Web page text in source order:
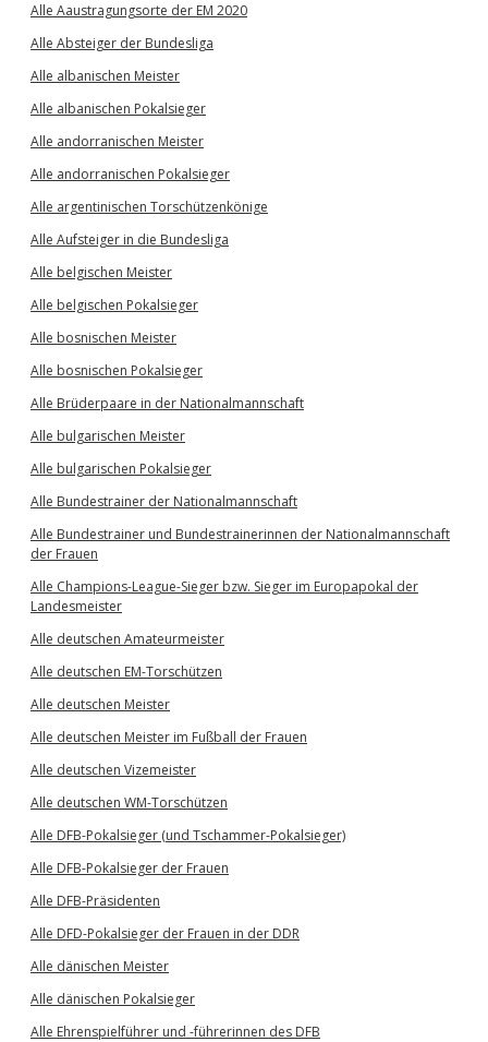
Alle Aaustragungsorte der EM 2020
Alle Absteiger der Bundesliga
Alle albanischen Meister
Alle albanischen Pokalsieger
Alle andorranischen Meister
Alle andorranischen Pokalsieger
Alle argentinischen Torschützenkönige
Alle Aufsteiger in die Bundesliga
Alle belgischen Meister
Alle belgischen Pokalsieger
Alle bosnischen Meister
Alle bosnischen Pokalsieger
Alle Brüderpaare in der Nationalmannschaft
Alle bulgarischen Meister
Alle bulgarischen Pokalsieger
Alle Bundestrainer der Nationalmannschaft
Alle Bundestrainer und Bundestrainerinnen der Nationalmannschaft
der Frauen
Alle Champions-League-Sieger bzw. Sieger im Europapokal der
Landesmeister
Alle deutschen Amateurmeister
Alle deutschen EM-Torschützen
Alle deutschen Meister
Alle deutschen Meister im Fußball der Frauen
Alle deutschen Vizemeister
Alle deutschen WM-Torschützen
Alle DFB-Pokalsieger (und Tschammer-Pokalsieger)
Alle DFB-Pokalsieger der Frauen
Alle DFB-Präsidenten
Alle DFD-Pokalsieger der Frauen in der DDR
Alle dänischen Meister
Alle dänischen Pokalsieger
Alle Ehrenspielführer und -führerinnen des DFB